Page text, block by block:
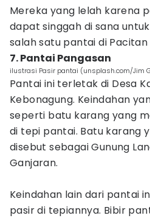
Mereka yang lelah karena
dapat singgah di sana
salah satu pantai di Pacitan
7. Pantai Pangasan
ilustrasi Pasir pantai (unsplash.com/Jim
Pantai ini terletak di Desa
Kebonagung. Keindahan
seperti batu karang yang
di tepi pantai. Batu karang
disebut sebagai Gunung
Ganjaran.
Keindahan lain dari pantai
pasir di tepiannya. Bibir